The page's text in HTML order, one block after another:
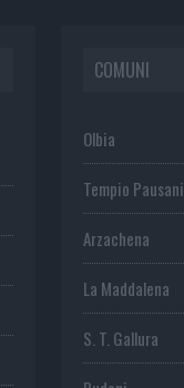
COMUNI
Olbia
Tempio
Arzachena
La Maddalena
S. T. Gallura